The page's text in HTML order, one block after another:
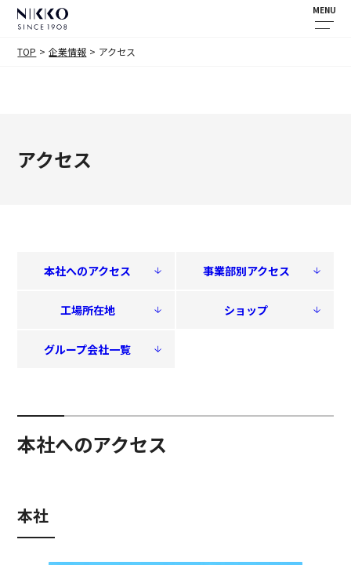
MENU
TOP 企業情報 アクセス
アクセス
本社へのアクセス 事業部別アクセス
工場所在地 ショップ
グループ会社一覧
本社へのアクセス
本社